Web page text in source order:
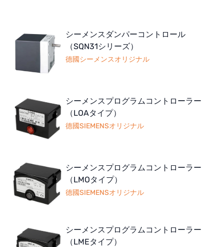
シーメンスダンパーコントロール
（SQN31シリーズ）
德國シーメンスオリジナル
シーメンスプログラムコントローラー
（LOAタイプ）
德國SIEMENSオリジナル
シーメンスプログラムコントローラー
（LMOタイプ）
德國SIEMENSオリジナル
シーメンスプログラムコントローラー
（LMEタイプ）